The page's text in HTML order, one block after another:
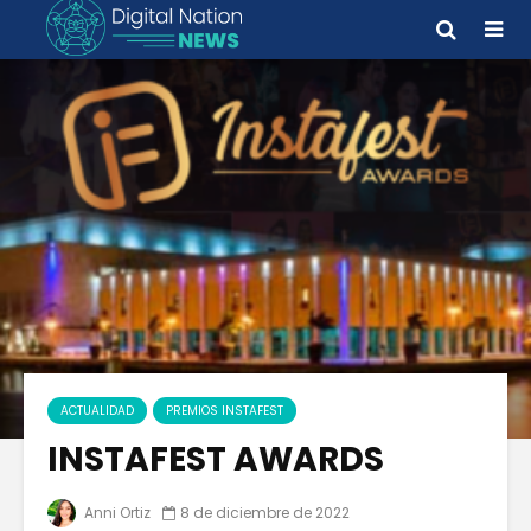
ACTUALIDAD PREMIOS INSTAFEST
INSTAFEST AWARDS
Anni Ortiz
8 de diciembre de 2022